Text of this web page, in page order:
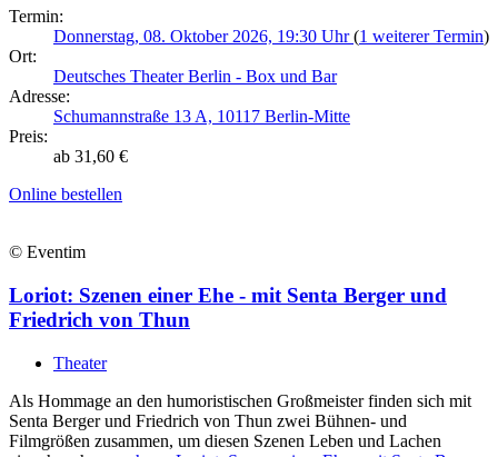
Termin:
Donnerstag, 08. Oktober 2026, 19:30 Uhr(1 weiterer Termin)
Ort:
Deutsches Theater Berlin - Box und Bar
Adresse:
Schumannstraße 13 A, 10117 Berlin-Mitte
Preis:
ab 31,60 €
Online bestellen
© Eventim
Loriot: Szenen einer Ehe - mit Senta Berger und
Friedrich von Thun
Theater
Als Hommage an den humoristischen Großmeister finden sich mit
Senta Berger und Friedrich von Thun zwei Bühnen- und
Filmgrößen zusammen, um diesen Szenen Leben und Lachen